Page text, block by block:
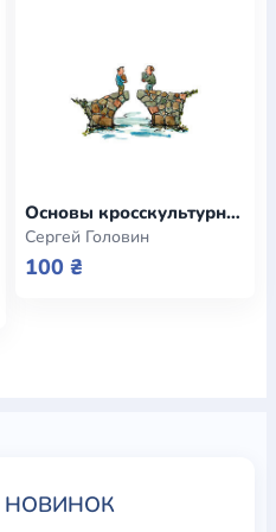
Галантерея
СумкиБіжутерія
Вироби з дерева
Вироби з сріблаКартини
виробиХустки
ігри Репринти
на Библії
Основы кросскультурного благовестия (e-book)
Сергей Головин
100 ₴